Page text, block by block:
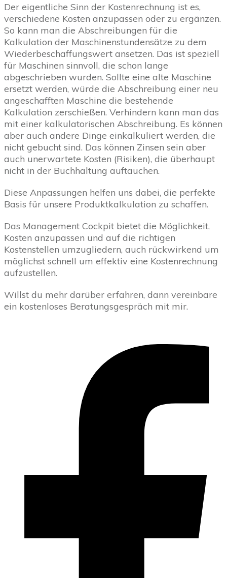
Der eigentliche Sinn der Kostenrechnung ist es,
verschiedene Kosten anzupassen oder zu ergänzen.
So kann man die Abschreibungen für die
Kalkulation der Maschinenstundensätze zu dem
Wiederbeschaffungswert ansetzen. Das ist speziell
für Maschinen sinnvoll, die schon lange
abgeschrieben wurden. Sollte eine alte Maschine
ersetzt werden, würde die Abschreibung einer neu
angeschafften Maschine die bestehende
Kalkulation zerschießen. Verhindern kann man das
mit einer kalkulatorischen Abschreibung. Es können
aber auch andere Dinge einkalkuliert werden, die
nicht gebucht sind. Das können Zinsen sein aber
auch unerwartete Kosten (Risiken), die überhaupt
nicht in der Buchhaltung auftauchen.
Diese Anpassungen helfen uns dabei, die perfekte
Basis für unsere Produktkalkulation zu schaffen.
Das Management Cockpit bietet die Möglichkeit,
Kosten anzupassen und auf die richtigen
Kostenstellen umzugliedern, auch rückwirkend um
möglichst schnell um effektiv eine Kostenrechnung
aufzustellen.
Willst du mehr darüber erfahren, dann vereinbare
ein kostenloses Beratungsgespräch mit mir.